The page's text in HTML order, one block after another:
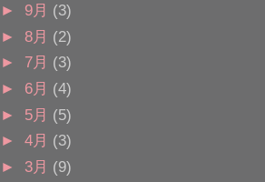
► 9月 (3)
► 8月 (2)
► 7月 (3)
► 6月 (4)
► 5月 (5)
► 4月 (3)
► 3月 (9)